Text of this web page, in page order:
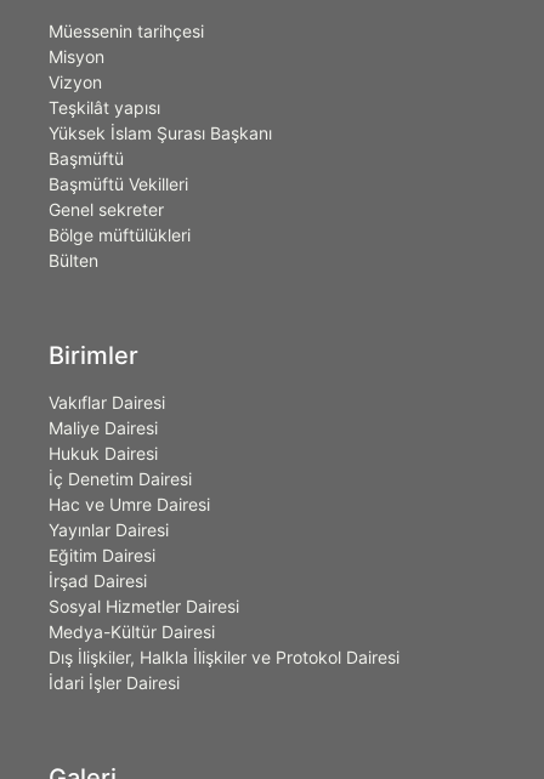
Müessenin tarihçesi
Misyon
Vizyon
Teşkilât yapısı
Yüksek İslam Şurası Başkanı
Başmüftü
Başmüftü Vekilleri
Genel sekreter
Bölge müftülükleri
Bülten
Birimler
Vakıflar Dairesi
Maliye Dairesi
Hukuk Dairesi
İç Denetim Dairesi
Hac ve Umre Dairesi
Yayınlar Dairesi
Eğitim Dairesi
İrşad Dairesi
Sosyal Hizmetler Dairesi
Medya-Kültür Dairesi
Dış İlişkiler, Halkla İlişkiler ve Protokol Dairesi
İdari İşler Dairesi